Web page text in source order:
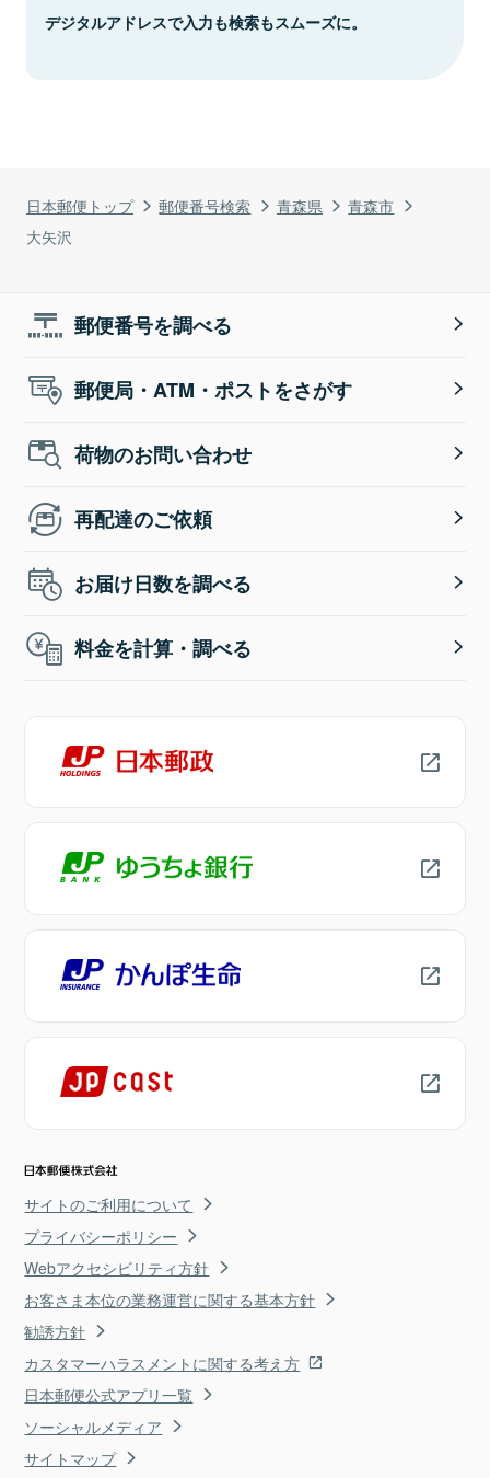
日本郵便トップ 郵便番号検索 青森県
青森市
大矢沢
デジタルアドレスで入力も検索もスムーズに。
郵便番号を調べる
郵便局・ATM・ポストをさがす
荷物のお問い合わせ
再配達のご依頼
お届け日数を調べる
料金を計算・調べる
サイトのご利用について
プライバシーポリシー
Webアクセシビリティ方針
お客さま本位の業務運営に関する基本方針
勧誘方針
カスタマーハラスメントに関する考え方
日本郵便公式アプリ一覧
ソーシャルメディア
サイトマップ